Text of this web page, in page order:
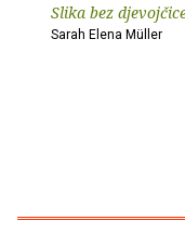
Slika bez
Sarah Elena Müller